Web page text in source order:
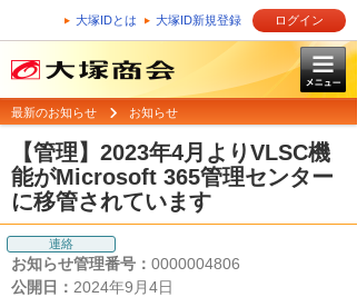
大塚IDとは 大塚ID新規登録 ログイン
最新のお知らせ お知らせ
【管理】2023年4月よりVLSC機
能がMicrosoft 365管理センター
に移管されています
連絡
お知らせ管理番号： 0000004806
公開日： 2024年9月4日